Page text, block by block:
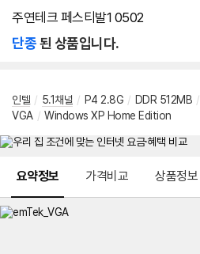
주연테크 페스티발1 0502
단종된 상품입니다.
인텔 / 5.1채널 / P4 2.8G / DDR 512MB /
VGA / Windows XP Home Edition
요약정보 가격비교 상품정보